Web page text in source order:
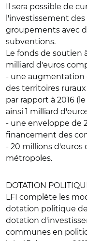
Il sera possible de
l'investissement
groupements avec
subventions.
Le fonds de soutien
milliard d'euros
- une
des territoires
par rapport à 2016
ainsi 1 milliard
- une enveloppe de
financement des
- 20 millions d'euros
métropoles.
DOTATION
LFI complète les
dotation politique de
dotation
communes en